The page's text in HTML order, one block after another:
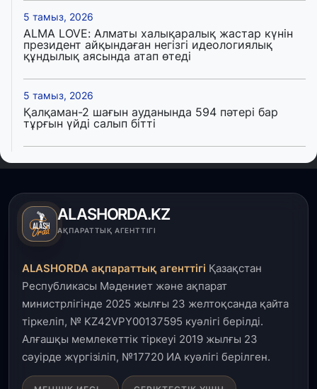
5 тамыз, 2026
ALMA LOVE: Алматы халықаралық жастар күнін
президент айқындаған негізгі идеологиялық
құндылық аясында атап өтеді
5 тамыз, 2026
Қалқаман-2 шағын ауданында 594 пәтері бар
тұрғын үйді салып бітті
4 тамыз, 2026
артады – Үкімет отырысы
3 тамыз, 2026
пайдалануға берілді
3 тамыз, 2026
Қызылордада 300 орындық аурухана,
Президенттік кітапхана және жаңа театр
салынып жатыр
ALASHORDA.KZ
АҚПАРАТТЫҚ АГЕНТТІГІ
ALASHORDA ақпараттық агенттігі Қазақстан
Республикасы Мәдениет және ақпарат
министрлігінде 2025 жылғы 23 желтоқсанда қайта
тіркеліп, № KZ42VPY00137595 куәлігі берілді.
Алғашқы мемлекеттік тіркеуі 2019 жылғы 23
сәуірде жүргізіліп, №17720 ИА куәлігі берілген.